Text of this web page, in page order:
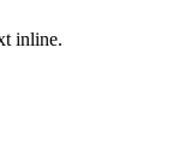
inline.